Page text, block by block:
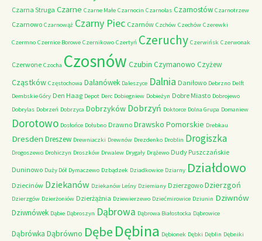
Czarna Struga Czarne Czarne Małe Czarnocin Czarnolas Czarnostów Czarnotrzew
Czarnowo Czarnowąż Czarny Piec Czarnów Czchów Czechów Czerewki
Czermno Czernice Borowe Czernikowo Czertyń Czeruchy Czerwińsk Czerwonak
Czerwone Czocha Czosnów Czubin Czymanowo Czyżew
Cząstków Częstochowa Dalanówek Daleszyce Dalnia Daniłowo Debrzno Delft
Dembskie Góry Den Haag Depot Derc Dobiegniew Dobieżyn Dobre Miasto Dobrojewo
Dobrylas Dobrzeń Dobrzyca Dobrzyków Dobrzyń Doktorce Dolna Grupa Domaniew
Dorotowo Dosłońce Dołubno Drawno Drawsko Pomorskie Drebkau
Dresden Dreszew Drewniaczki Drewnów Drezdenko Droblin Drogiszka
Drogoszewo Drohiczyn Droszków Drwalew Drygały Drążewo Dudy Puszczańskie
Duninowo Duży Dół Dymaczewo Dzbądzek Dziadkowice Dziarny Działdowo
Dziecinów Dziekanów Dziekanów Leśny Dziemiany Dzierzgowo Dzierzgoń
Dzierzgów Dzierżoniów Dzierżążnia Dziewierzewo Dziećmirowice Dziunin Dziwnów
Dziwnówek Dąbie Dąbroszyn Dąbrowa Dąbrowa Białostocka Dąbrowice
Dąbrówka Dąbrówno Dębe Dębina Dębionek Dębki Dęblin Dębniki